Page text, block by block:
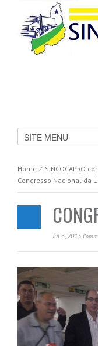
Home ⁄ SINCOCAPRO
Congresso Nacional da
Jul 3, 2015